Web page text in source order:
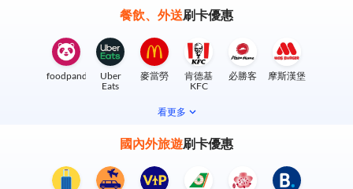
餐飲、外送刷卡優惠
foodpanda
Uber
Eats
麥當勞
肯德基
KFC
必勝客 摩斯漢堡
看更多
國內外旅遊刷卡優惠